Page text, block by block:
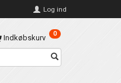
Log ind
Indkøbskurv 0